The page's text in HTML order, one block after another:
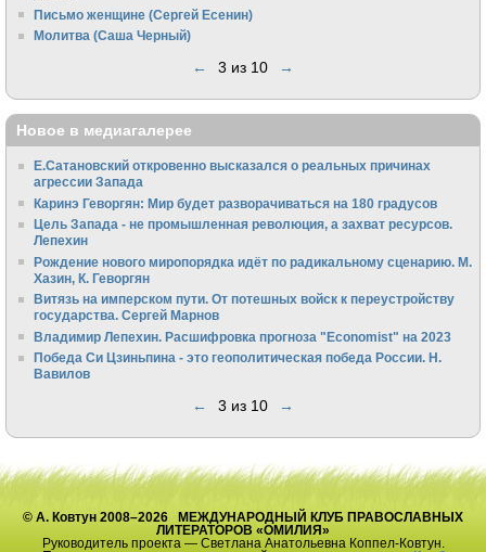
Письмо женщине (Сергей Есенин)
Молитва (Саша Черный)
← 3 из 10 →
Новое в медиагалерее
Е.Сатановский откровенно высказался о реальных причинах
агрессии Запада
Каринэ Геворгян: Мир будет разворачиваться на 180 градусов
Цель Запада - не промышленная революция, а захват ресурсов.
Лепехин
Рождение нового миропорядка идёт по радикальному сценарию. М.
Хазин, К. Геворгян
Витязь на имперском пути. От потешных войск к переустройству
государства. Сергей Марнов
Владимир Лепехин. Расшифровка прогноза "Economist" на 2023
Победа Си Цзиньпина - это геополитическая победа России. Н.
Вавилов
← 3 из 10 →
© А. Ковтун 2008–2026 МЕЖДУНАРОДНЫЙ КЛУБ ПРАВОСЛАВНЫХ
ЛИТЕРАТОРОВ «ОМИЛИЯ»
Руководитель проекта — Светлана Анатольевна Коппел-Ковтун.